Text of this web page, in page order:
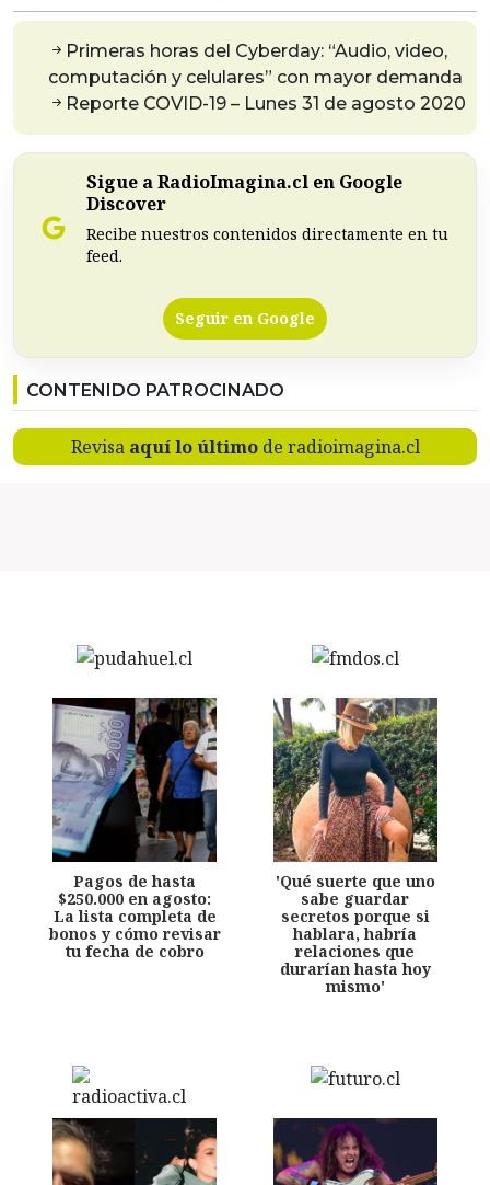
Primeras horas del Cyberday: “Audio, video,
computación y celulares” con mayor demanda
Reporte COVID-19 – Lunes 31 de agosto 2020
Sigue a RadioImagina.cl en Google
Discover
Recibe nuestros contenidos directamente en tu
feed.
Seguir en Google
CONTENIDO PATROCINADO
Revisa aquí lo últimode radioimagina.cl
Pagos de hasta
$250.000 en agosto:
La lista completa de
bonos y cómo revisar
tu fecha de cobro
'Qué suerte que uno
sabe guardar
secretos porque si
hablara, habría
relaciones que
durarían hasta hoy
mismo'